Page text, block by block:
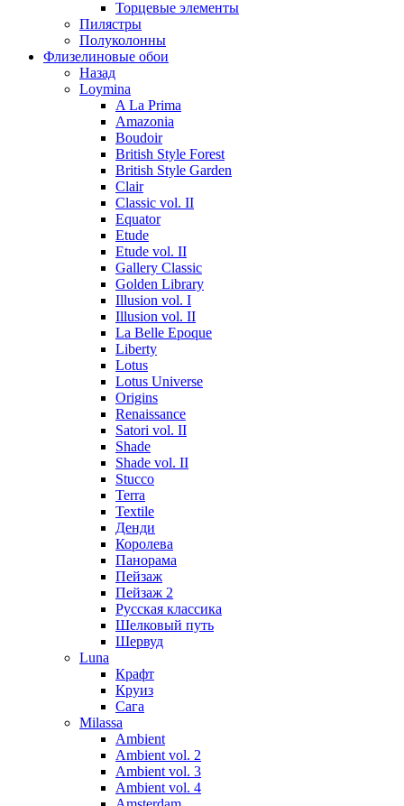
Торцевые элементы
Пилястры
Полуколонны
Флизелиновые обои
Назад
Loymina
A La Prima
Amazonia
Boudoir
British Style Forest
British Style Garden
Clair
Classic vol. II
Equator
Etude
Etude vol. II
Gallery Classic
Golden Library
Illusion vol. I
Illusion vol. II
La Belle Epoque
Liberty
Lotus
Lotus Universe
Origins
Renaissance
Satori vol. II
Shade
Shade vol. II
Stucco
Terra
Textile
Денди
Королева
Панорама
Пейзаж
Пейзаж 2
Русская классика
Шелковый путь
Шервуд
Luna
Крафт
Круиз
Сага
Milassa
Ambient
Ambient vol. 2
Ambient vol. 3
Ambient vol. 4